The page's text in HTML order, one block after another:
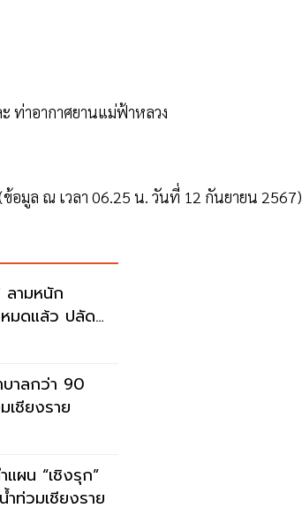
ท่าอากาศยานแม่ฟ้าหลวง
อมูล ณ เวลา 06.25 น. วันที่ 12 กันยายน 2567)
ลามหนัก
มดแล้ว ปลัด
าลกว่า 90
ชียงราย
ผน “เชิงรุก”
ำท่วมเชียงราย